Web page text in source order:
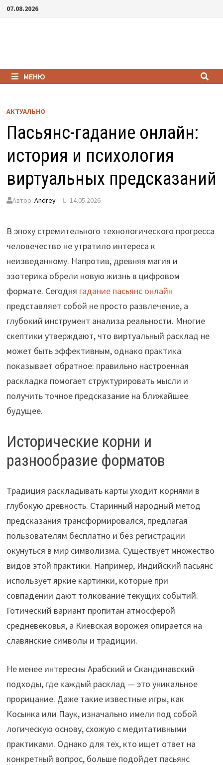
Перейти
07.08.2026
МЕНЮ
АКТУАЛЬНО
Пасьянс-гадание онлайн:
история и психология
виртуальных предсказаний
Автор: Andrey 14.05.2026
В эпоху стремительного технологического прогресса
человечество не утратило интереса к
неизведанному. Напротив, древняя магия и
эзотерика обрели новую жизнь в цифровом
формате. Сегодня гадание пасьянс онлайн
представляет собой не просто развлечение, а
глубокий инструмент анализа реальности. Многие
скептики утверждают, что виртуальный расклад не
может быть эффективным, однако практика
показывает обратное: правильно настроенная
раскладка помогает структурировать мысли и
получить точное предсказание на ближайшее
будущее.
Исторические корни и
разнообразие форматов
Традиция раскладывать карты уходит корнями в
глубокую древность. Старинный народный метод
предсказания трансформировался, предлагая
пользователям бесплатно и без регистрации
окунуться в мир символизма. Существует множество
видов этой практики. Например, Индийский пасьянс
использует яркие картинки, которые при
совпадении дают толкование текущих событий.
Готический вариант пропитан атмосферой
средневековья, а Киевская ворожея опирается на
славянские символы и традиции.
Не менее интересны Арабский и Скандинавский
подходы, где каждый расклад — это уникальное
прорицание. Даже такие известные игры, как
Косынка или Паук, изначально имели под собой
логическую основу, схожую с медитативными
практиками. Однако для тех, кто ищет ответ на
конкретный вопрос, больше подойдет пасьянс